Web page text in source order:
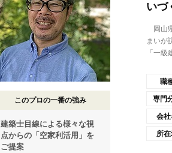
このプロの一番の強み
建築士目線による様々な視
点からの「空家利活用」を
ご提案
いづ
岡山
まいが
「一
職
専門
会社
所